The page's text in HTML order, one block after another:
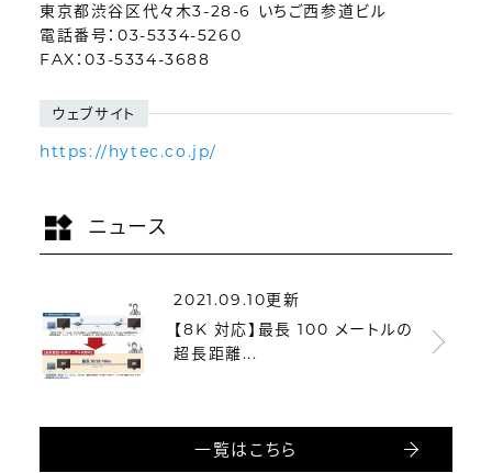
東京都渋谷区代々木3-28-6 いちご西参道ビル
電話番号：03-5334-5260
FAX：03-5334-3688
ウェブサイト
https://hytec.co.jp/
ニュース
2021.09.10更新
【8K 対応】最長 100 メートルの
超長距離...
一覧はこちら